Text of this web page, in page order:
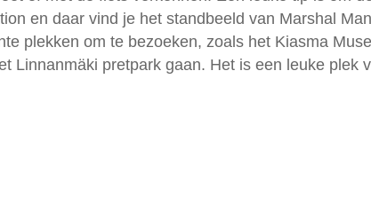
en daar vind je het standbeeld van Marshal
plekken om te bezoeken, zoals het Kiasma
Linnanmäki pretpark gaan. Het is een leuke plek